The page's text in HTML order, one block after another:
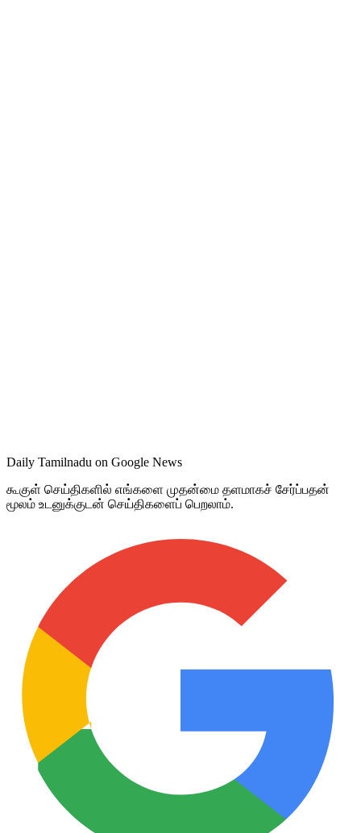
Daily Tamilnadu on Google News
கூகுள் செய்திகளில் எங்களை முதன்மை தளமாகச் சேர்ப்பதன்
மூலம் உடனுக்குடன் செய்திகளைப் பெறலாம்.